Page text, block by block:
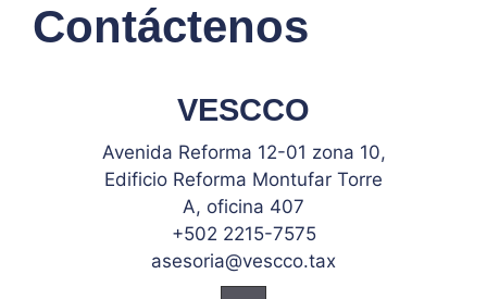
Contáctenos
VESCCO
Avenida Reforma 12-01 zona 10,
Edificio Reforma Montufar Torre
A, oficina 407
+502 2215-7575
asesoria@vescco.tax